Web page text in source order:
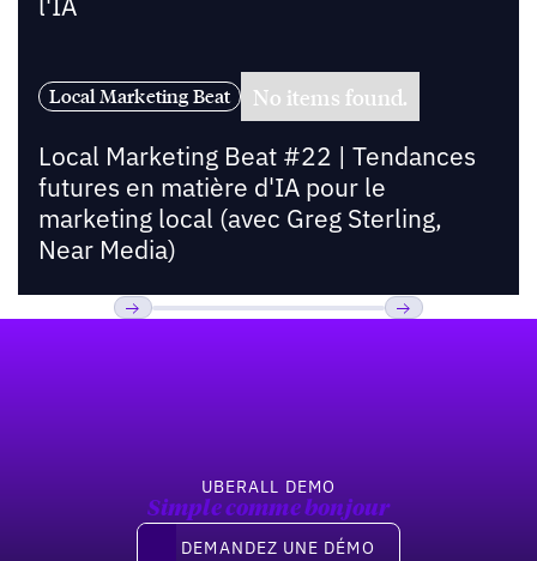
l'IA
Local Marketing Beat No items found.
Local Marketing Beat #22 | Tendances
futures en matière d'IA pour le
marketing local (avec Greg Sterling,
Near Media)
UBERALL DEMO
Simple comme bonjour
Demandez une démo
DEMANDEZ UNE DÉMO